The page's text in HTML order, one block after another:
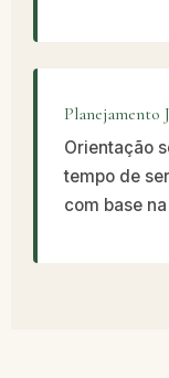
Planejamento
Orientação
tempo de
com base